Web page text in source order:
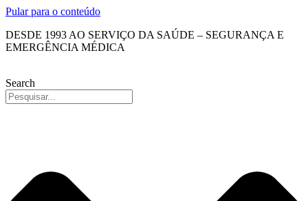
Pular para o conteúdo
DESDE 1993 AO SERVIÇO DA SAÚDE – SEGURANÇA E
EMERGÊNCIA MÉDICA
Search